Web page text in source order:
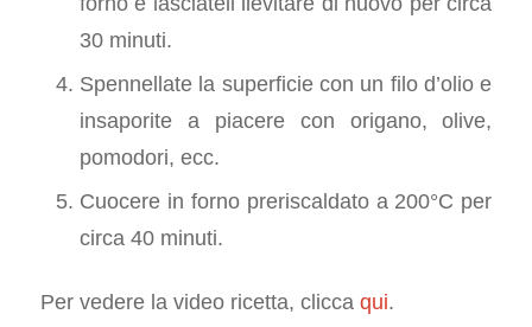
30 minuti.
Spennellate la superficie con un filo d’olio e
insaporite a piacere con origano, olive,
pomodori, ecc.
Cuocere in forno preriscaldato a 200°C per
circa 40 minuti.
Per vedere la video ricetta, clicca qui.